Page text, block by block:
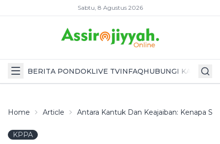
Sabtu, 8 Agustus 2026
BERITA PONDOKLIVE TVINFAQHUBUNGI KAMI
Home Article Antara Kantuk Dan Keajaiban: Kenapa
KPPA